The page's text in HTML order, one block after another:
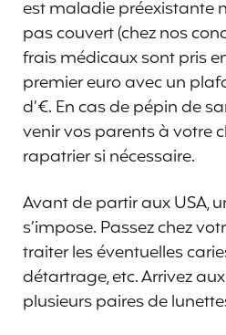
est maladie préexistante
pas couvert (chez nos
frais médicaux sont pris
premier euro avec un
d’€. En cas de pépin de
venir vos parents à votre
rapatrier si nécessaire.
Avant de partir aux USA,
s’impose. Passez chez
traiter les éventuelles
détartrage, etc. Arrivez
plusieurs paires de